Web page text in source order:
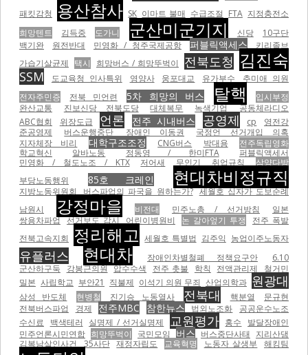
패킷감청 용산참사 SK 이마트 불매 수급조절 FTA 지정충전소
희망텐트
김득중 도가니 군산미군기지 신당
10구단
백기완
원전반대 민영화 / 청주국제공항 퍼블릭액세스
키리졸브
가습기살균제 택시 희망버스 / 희망뚜벅이 전북도청 김진숙
SSM 도교육청 인사특위 영양사 웅포대교 유가부수
추미애 의원
전자주민증
전북 민언련 5차 희망의 버스 탈핵
입시부정
완산교통
진보신당 전북도당 대체복무 녹색기업
공동체라디오
ABC협회
위장도급 언론 전주 시내버스 공영제 cp
영전강
준공영제
버스운행중단 장애인 이동권
국정언 선거개입 의혹
지자체장 비리
대학구조조정 CNG버스 박대용
전주독립영화
학교혁신
알바노동 정동영 / 한미FTA
퍼블릭액세서
민영화 / 철도노조 / KTX
저어새 무인기 취업규칙
삼양다방
부당노동행위
85호 크레인 현대차비정규직
지방노동위원회 버스파업의 파국을 원하는가? 세월호 십자가 도보순례
남원시
강정마을 비전대 민주노총 / 선거방침
일본
쌍용차파업 선거보도 감시 어린이병원비 논 갈아엎기 투쟁
전주 폭발
전북고속지회
정리해고 세월호 특별법 김주익 농업이주노동자
유플러스 현대차 장애인차별철폐 정책요구안
6.10
군산하구둑
강봉근의원 압수수색 전주 촛불 학칙 전액관리제
철거민
밀본 사립학교 부안21 직불제 이석기 의원 무죄 산업의학과 원광대
삼성 반도체 현병철 진기승 노동열사 전북대 핵분열
문규현
전북버스파업
경제 전주MBC 참한뉴스 법외노조화
공공운수노조
수신료
백색테러 실명제 / 선거실명제 교원평가 홍수
발달장애인
민주언론시민연합 희망뚜벅이 국민모임 버스 버스중단사태 지리산댐
김복남살인사건
35사단 재정자립도 교육혁명 노동자 살생부 해킹팀